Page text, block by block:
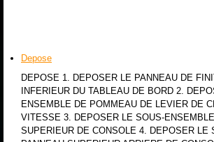
Depose
DEPOSE 1. DEPOSER LE PANNEAU DE
INFERIEUR DU TABLEAU DE BORD 2.
ENSEMBLE DE POMMEAU DE LEVIER DE
VITESSE 3. DEPOSER LE SOUS-
SUPERIEUR DE CONSOLE 4. DEPOSER LE